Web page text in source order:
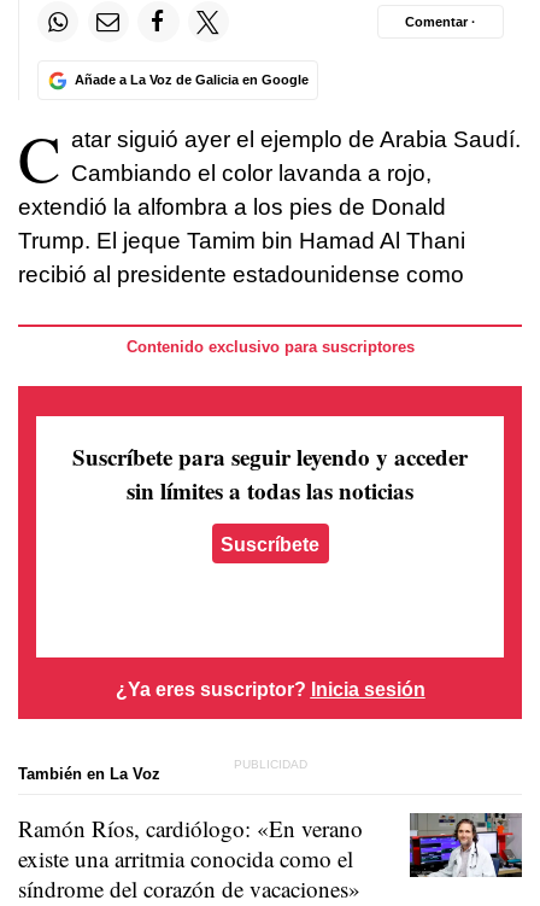
Añade a La Voz de Galicia en Google
Comentar ·
C atar siguió ayer el ejemplo de Arabia Saudí.
Cambiando el color lavanda a rojo,
extendió la alfombra a los pies de Donald
Trump. El jeque Tamim bin Hamad Al Thani
recibió al presidente estadounidense como
Contenido exclusivo para suscriptores
Suscríbete para seguir leyendo y acceder
sin límites a todas las noticias
Suscríbete
¿Ya eres suscriptor? Inicia sesión
También en La Voz
Ramón Ríos, cardiólogo: «En verano
existe una arritmia conocida como el
síndrome del corazón de vacaciones»